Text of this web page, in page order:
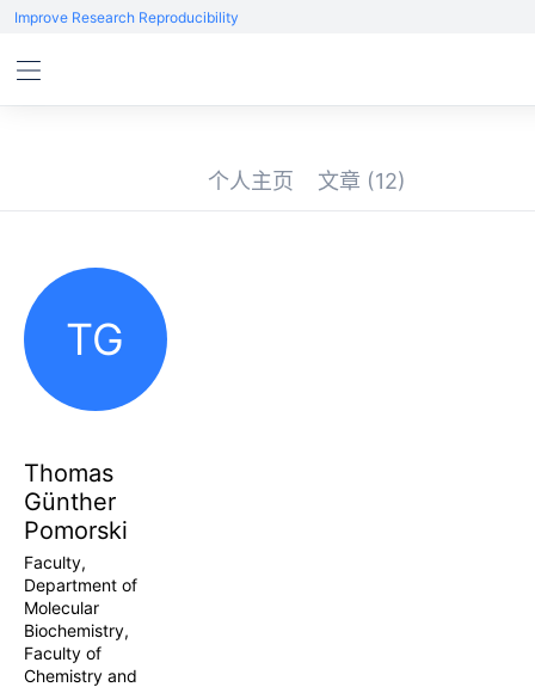
Improve Research Reproducibility
个人主页 文章 (12)
TG
Thomas
Günther
Pomorski
Faculty,
Department of
Molecular
Biochemistry,
Faculty of
Chemistry and